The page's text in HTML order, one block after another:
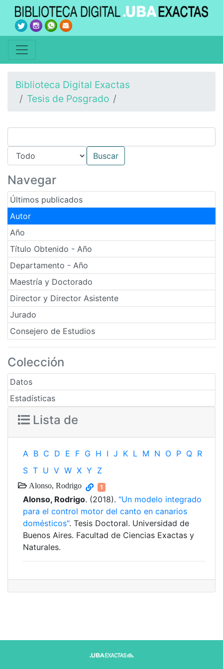
Biblioteca Digital Exactas
Tesis de Posgrado
Navegar
Últimos publicados
Autor
Año
Título Obtenido - Año
Departamento - Año
Maestría y Doctorado
Director y Director Asistente
Jurado
Consejero de Estudios
Colección
Datos
Estadísticas
Lista de
A B C D E F G H I J K L M N O P Q R
S T U V W X Y Z
Alonso, Rodrigo 1
Alonso, Rodrigo. (2018). "Un modelo integrado
para el control motor del canto en canarios
domésticos". Tesis Doctoral. Universidad de
Buenos Aires. Facultad de Ciencias Exactas y
Naturales.